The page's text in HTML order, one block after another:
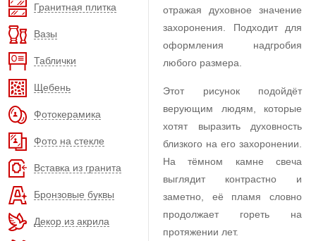
Гранитная плитка
Вазы
Таблички
Щебень
Фотокерамика
Фото на стекле
Вставка из гранита
Бронзовые буквы
Декор из акрила
отражая духовное значение
захоронения. Подходит для
оформления надгробия
любого размера.
Этот рисунок подойдёт
верующим людям, которые
хотят выразить духовность
близкого на его захоронении.
На тёмном камне свеча
выглядит контрастно и
заметно, её пламя словно
продолжает гореть на
протяжении лет.